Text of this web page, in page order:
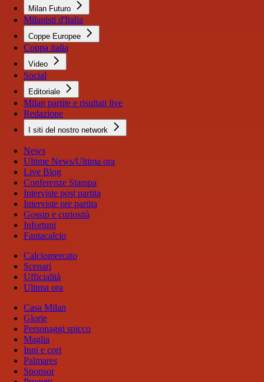
Milan Futuro
Milanisti d'Italia
Coppe Europee
Coppa italia
Video
Social
Editoriale
Milan partite e risultati live
Redazione
I siti del nostro network
News
Ultime News/Ultima ora
Live Blog
Conferenze Stampa
Interviste post partita
Interviste pre partita
Gossip e curiosità
Infortuni
Fantacalcio
Calciomercato
Scenari
Ufficialità
Ultima ora
Casa Milan
Glorie
Personaggi spicco
Maglia
Inni e cori
Palmares
Sponsor